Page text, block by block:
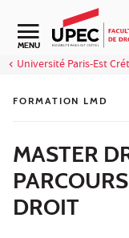
Aller au contenu
Navigation
MENU
Université Paris-Est
FORMATION LMD
MASTER
DROIT